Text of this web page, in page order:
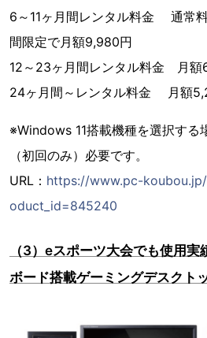
6～11ヶ月間レンタル料金 通常
間限定で月額9,980円
12～23ヶ月間レンタル料金 月額
24ヶ月間～レンタル料金 月額
※Windows 11搭載機種を選択する
（初回のみ）必要です。
URL： https://www.pc-
oduct_id=845240
（3）eスポーツ大会でも使用
ボード搭載ゲーミングデスクト